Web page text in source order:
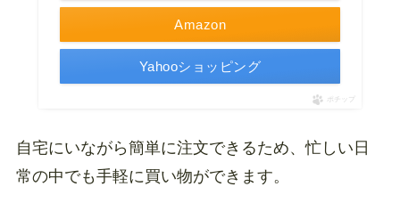
Amazon
Yahooショッピング
ポチップ
自宅にいながら簡単に注文できるため、忙しい日
常の中でも手軽に買い物ができます。